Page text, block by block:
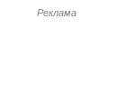
Реклама